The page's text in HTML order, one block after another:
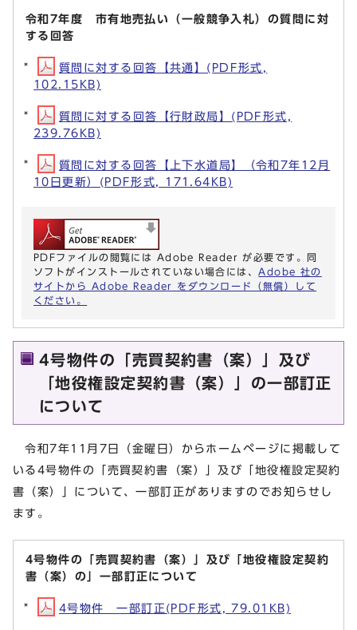
令和7年度 市有地売払い（一般競争入札）の質問に対
する回答
質問に対する回答【共通】(PDF形式,
102.15KB)
質問に対する回答【行財政局】(PDF形式,
239.76KB)
質問に対する回答【上下水道局】（令和7年12月
10日更新）(PDF形式, 171.64KB)
PDFファイルの閲覧には Adobe Reader が必要です。同
ソフトがインストールされていない場合には、 Adobe 社の
サイトから Adobe Reader をダウンロード（無償）して
ください。
4号物件の「売買契約書（案）」及び
「地役権設定契約書（案）」の一部訂正
について
令和7年11月7日（金曜日）からホームページに掲載して
いる4号物件の「売買契約書（案）」及び「地役権設定契約
書（案）」について、一部訂正がありますのでお知らせし
ます。
4号物件の「売買契約書（案）」及び「地役権設定契約
書（案）の」一部訂正について
4号物件 一部訂正(PDF形式, 79.01KB)